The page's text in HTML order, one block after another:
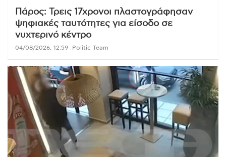
Πάρος: Τρεις 17χρονοι πλαστογράφησαν
ψηφιακές ταυτότητες για είσοδο σε
νυχτερινό κέντρο
04/08/2026, 12:59 Politic Team